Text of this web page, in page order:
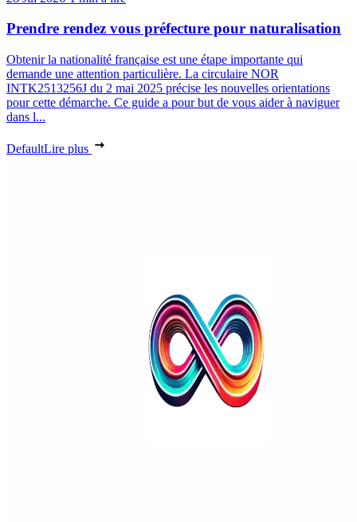
Prendre rendez vous préfecture pour naturalisation
Obtenir la nationalité française est une étape importante qui
demande une attention particulière. La circulaire NOR
INTK2513256J du 2 mai 2025 précise les nouvelles orientations
pour cette démarche. Ce guide a pour but de vous aider à naviguer
dans l...
DefaultLire plus